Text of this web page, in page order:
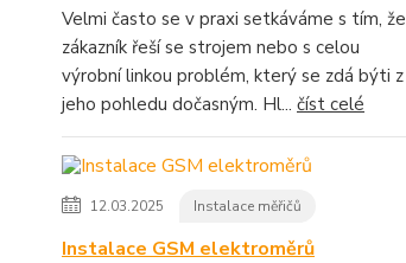
Velmi často se v praxi setkáváme s tím, že
zákazník řeší se strojem nebo s celou
výrobní linkou problém, který se zdá býti z
jeho pohledu dočasným. Hl... číst celé
12.03.2025 Instalace měřičů
Instalace GSM elektroměrů